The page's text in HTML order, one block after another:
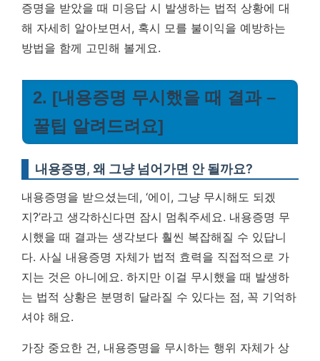
증명을 받았을 때 미응답 시 발생하는 법적 상황에 대
해 자세히 알아보면서, 혹시 모를 불이익을 예방하는
방법을 함께 고민해 볼게요.
2. [내용증명 무시했을 때 결과 –
꿀팁 알려드려요]
내용증명, 왜 그냥 넘어가면 안 될까요?
내용증명을 받으셨는데, ‘에이, 그냥 무시해도 되겠
지?’라고 생각하신다면 잠시 멈춰주세요. 내용증명 무
시했을 때 결과는 생각보다 훨씬 복잡해질 수 있답니
다. 사실 내용증명 자체가 법적 효력을 직접적으로 가
지는 것은 아니에요. 하지만 이걸 무시했을 때 발생하
는 법적 상황은 분명히 달라질 수 있다는 점, 꼭 기억하
셔야 해요.
가장 중요한 건, 내용증명을 무시하는 행위 자체가 상